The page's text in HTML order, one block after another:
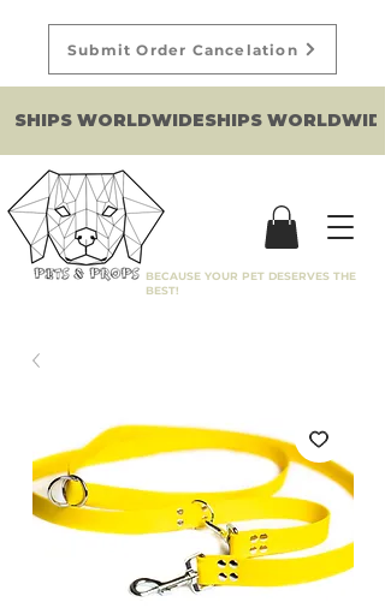
BECAUSE YOUR PET DESERVES THE
BEST!
SHIPS WORLDWIDE
Submit Order Cancelation